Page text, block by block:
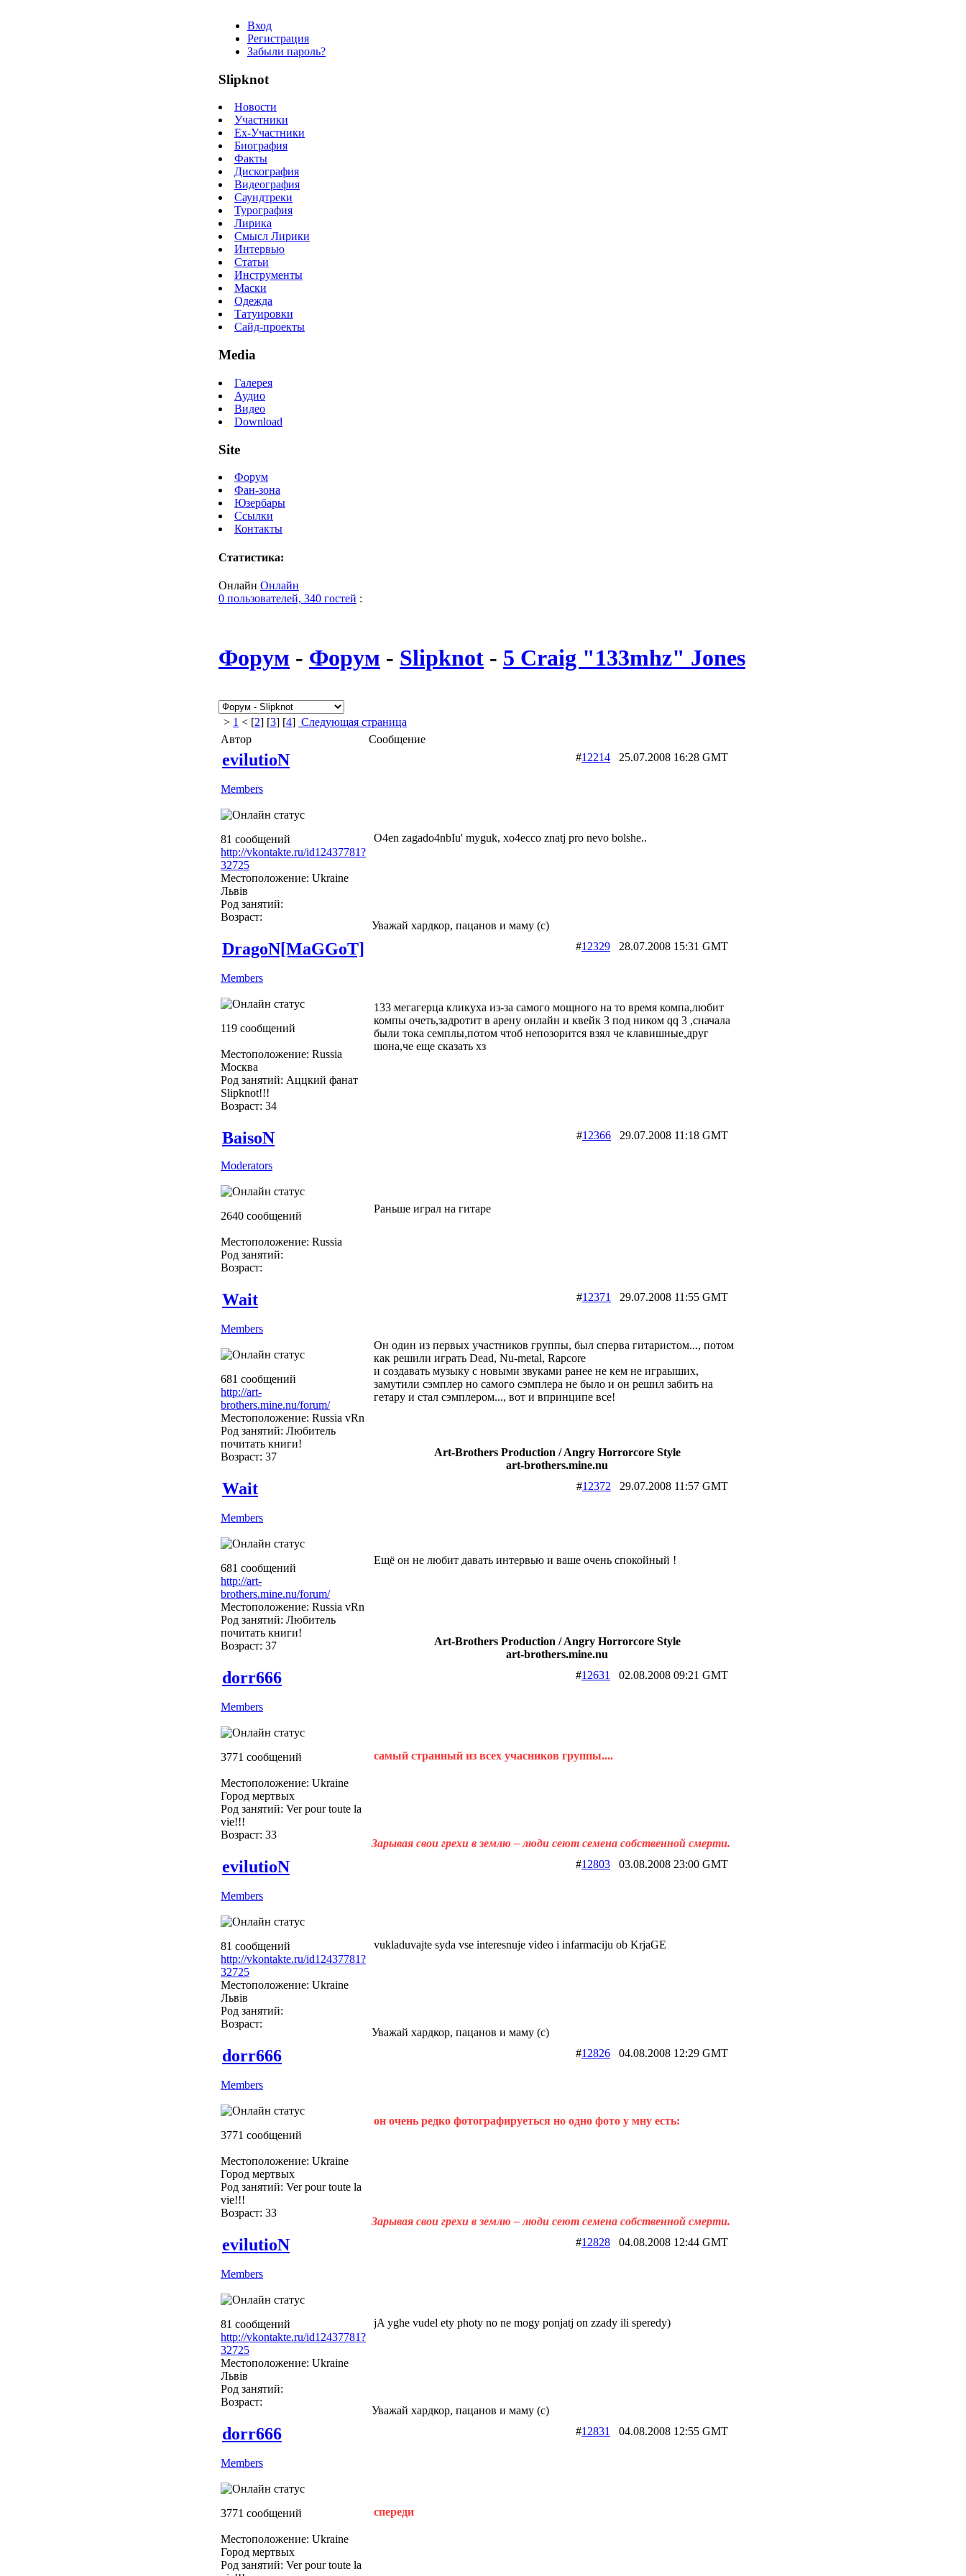
Вход
Регистрация
Забыли пароль?
Slipknot
Новости
Участники
Ex-Участники
Биография
Факты
Дискография
Видеография
Саундтреки
Турография
Лирика
Смысл Лирики
Интервью
Статьи
Инструменты
Маски
Одежда
Татуировки
Сайд-проекты
Media
Галерея
Аудио
Видео
Download
Site
Форум
Фан-зона
Юзербары
Ссылки
Контакты
Статистика:
Онлайн Онлайн
0 пользователей, 340 гостей :
Форум - Форум - Slipknot - 5 Craig "133mhz" Jones
> 1 < [2] [3] [4] Следующая страница
Автор
Сообщение
evilutioN
Members
81 сообщений
http://vkontakte.ru/id12437781?
32725
Местоположение: Ukraine
Львів
Род занятий:
Возраст:
#12214 25.07.2008 16:28 GMT
O4en zagado4nbIu' myguk, xo4ecco znatj pro nevo bolshe..
Уважай хардкор, пацанов и маму (с)
DragoN[MaGGoT]
Members
119 сообщений
Местоположение: Russia
Москва
Род занятий: Аццкий фанат
Slipknot!!!
Возраст: 34
#12329 28.07.2008 15:31 GMT
133 мегагерца кликуха из-за самого мощного на то время компа,любит
компы очеть,задротит в арену онлайн и квейк 3 под ником qq 3 ,сначала
были тока семплы,потом чтоб непозорится взял че клавишные,друг
шона,че еще сказать хз
BaisoN
Moderators
2640 сообщений
Местоположение: Russia
Род занятий:
Возраст:
#12366 29.07.2008 11:18 GMT
Раньше играл на гитаре
Wait
Members
681 сообщений
http://art-
brothers.mine.nu/forum/
Местоположение: Russia vRn
Род занятий: Любитель
почитать книги!
Возраст: 37
#12371 29.07.2008 11:55 GMT
Он один из первых участников группы, был сперва гитаристом..., потом
как решили играть Dead, Nu-metal, Rapcore
и создавать музыку с новыми звуками ранее не кем не играыших,
замутили сэмплер но самого сэмплера не было и он решил забить на
гетару и стал сэмплером..., вот и впринципе все!
Art-Brothers Production / Angry Horrorcore Style
art-brothers.mine.nu
Wait
Members
681 сообщений
http://art-
brothers.mine.nu/forum/
Местоположение: Russia vRn
Род занятий: Любитель
почитать книги!
Возраст: 37
#12372 29.07.2008 11:57 GMT
Ещё он не любит давать интервью и ваше очень спокойный !
Art-Brothers Production / Angry Horrorcore Style
art-brothers.mine.nu
dorr666
Members
3771 сообщений
Местоположение: Ukraine
Город мертвых
Род занятий: Ver pour toute la
vie!!!
Возраст: 33
#12631 02.08.2008 09:21 GMT
самый странный из всех учасников группы....
Зарывая свои грехи в землю – люди сеют семена собственной смерти.
evilutioN
Members
81 сообщений
http://vkontakte.ru/id12437781?
32725
Местоположение: Ukraine
Львів
Род занятий:
Возраст:
#12803 03.08.2008 23:00 GMT
vukladuvajte syda vse interesnuje video i infarmaciju ob KrjaGE
Уважай хардкор, пацанов и маму (с)
dorr666
Members
3771 сообщений
Местоположение: Ukraine
Город мертвых
Род занятий: Ver pour toute la
vie!!!
Возраст: 33
#12826 04.08.2008 12:29 GMT
он очень редко фотографируеться но одно фото у мну есть:
Зарывая свои грехи в землю – люди сеют семена собственной смерти.
evilutioN
Members
81 сообщений
http://vkontakte.ru/id12437781?
32725
Местоположение: Ukraine
Львів
Род занятий:
Возраст:
#12828 04.08.2008 12:44 GMT
jA yghe vudel ety photy no ne mogy ponjatj on zzady ili speredy)
Уважай хардкор, пацанов и маму (с)
dorr666
Members
3771 сообщений
Местоположение: Ukraine
Город мертвых
Род занятий: Ver pour toute la
#12831 04.08.2008 12:55 GMT
спереди